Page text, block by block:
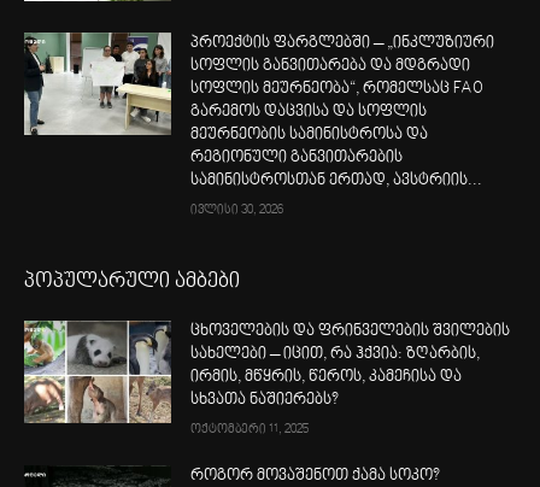
პროექტის ფარგლებში – „ინკლუზიური
სოფლის განვითარება და მდგრადი
სოფლის მეურნეობა“, რომელსაც FAO
გარემოს დაცვისა და სოფლის
მეურნეობის სამინისტროსა და
რეგიონული განვითარების
სამინისტროსთან ერთად, ავსტრიის...
ივლისი 30, 2026
პოპულარული ამბები
ცხოველების და ფრინველების შვილების
სახელები – იცით, რა ჰქვია: ზღარბის,
ირმის, მწყრის, წეროს, კამეჩისა და
სხვათა ნაშიერებს?
ოქტომბერი 11, 2025
როგორ მოვაშენოთ ქამა სოკო?